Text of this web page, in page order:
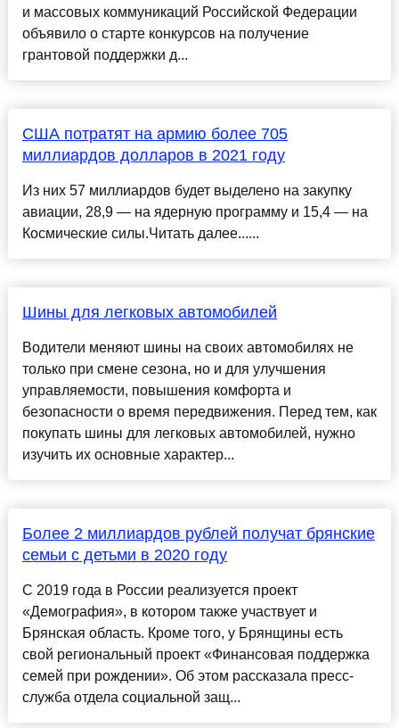
и массовых коммуникаций Российской Федерации
объявило о старте конкурсов на получение
грантовой поддержки д...
США потратят на армию более 705
миллиардов долларов в 2021 году
Из них 57 миллиардов будет выделено на закупку
авиации, 28,9 — на ядерную программу и 15,4 — на
Космические силы.Читать далее......
Шины для легковых автомобилей
Водители меняют шины на своих автомобилях не
только при смене сезона, но и для улучшения
управляемости, повышения комфорта и
безопасности о время передвижения. Перед тем, как
покупать шины для легковых автомобилей, нужно
изучить их основные характер...
Более 2 миллиардов рублей получат брянские
семьи с детьми в 2020 году
С 2019 года в России реализуется проект
«Демография», в котором также участвует и
Брянская область. Кроме того, у Брянщины есть
свой региональный проект «Финансовая поддержка
семей при рождении». Об этом рассказала пресс-
служба отдела социальной защ...